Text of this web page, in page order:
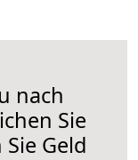
nach
Sie
Geld